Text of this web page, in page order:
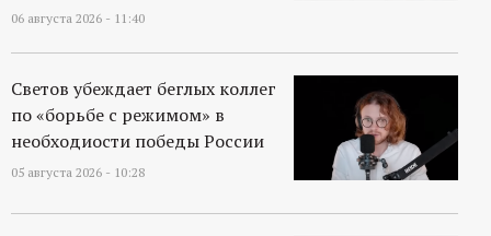
06 августа 2026 - 11:40
Светов убеждает беглых коллег
по «борьбе с режимом» в
необходиости победы России
05 августа 2026 - 10:28